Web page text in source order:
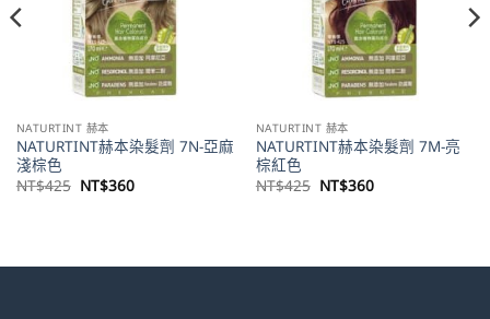
NATURTINT 赫本
NATURTINT赫本染髮劑 7N-亞麻
淺棕色
NT$425 原
始
NT$360目
前
NATURTINT 赫本
NATURTINT赫本染髮劑 7M-亮
棕紅色
NT$425 原
始
NT$360目
前